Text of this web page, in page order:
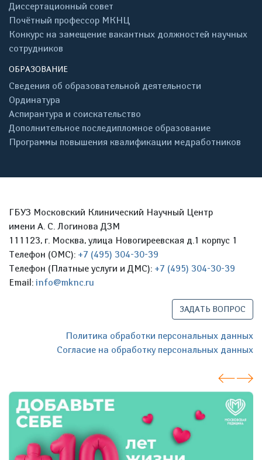
Диссертационный совет
Почётный профессор МКНЦ
Конкурс на замещение вакантных должностей научных
сотрудников
ОБРАЗОВАНИЕ
Сведения об образовательной деятельности
Ординатура
Аспирантура и соискательство
Дополнительное последипломное образование
Программы повышения квалификации медработников
ГБУЗ Московский Клинический Научный Центр
имени А. С. Логинова ДЗМ
111123, г. Москва, улица Новогиреевская д.1 корпус 1
Телефон (ОМС): +7 (495) 304-30-39
Телефон (Платные услуги и ДМС): +7 (495) 304-30-39
Email: info@mknc.ru
ЗАДАТЬ ВОПРОС
Политика обработки персональных данных
Согласие на обработку персональных данных